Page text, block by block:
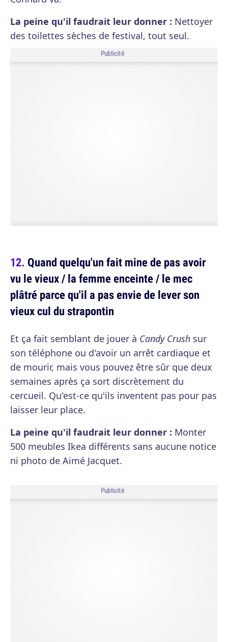
La peine qu'il faudrait leur donner : Nettoyer
des toilettes sèches de festival, tout seul.
Publicité
Quand quelqu'un fait mine de pas avoir
vu le vieux / la femme enceinte / le mec
plâtré parce qu'il a pas envie de lever son
vieux cul du strapontin
Et ça fait semblant de jouer à Candy Crush sur
son téléphone ou d'avoir un arrêt cardiaque et
de mourir, mais vous pouvez être sûr que deux
semaines après ça sort discrètement du
cercueil. Qu'est-ce qu'ils inventent pas pour pas
laisser leur place.
La peine qu'il faudrait leur donner : Monter
500 meubles Ikea différents sans aucune notice
ni photo de Aimé Jacquet.
Publicité